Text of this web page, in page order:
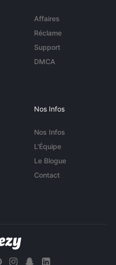
Affaires
Réclame
Support
DMCA
Nos Infos
Nos Infos
L'Équipe
Le Blogue
Contact